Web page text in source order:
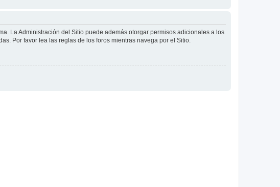
La Administración del Sitio puede además otorgar permisos adicionales a los
Por favor lea las reglas de los foros mientras navega por el Sitio.